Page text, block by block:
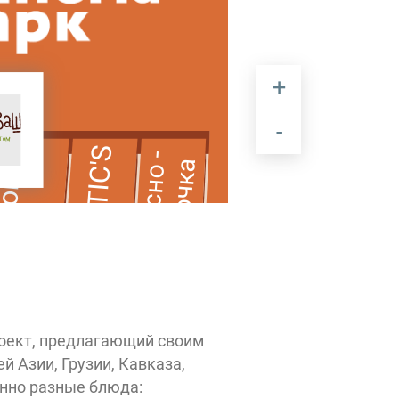
ROSTIC'SВкусно -и точка
Osteria Mario
MEPS
предлагающий своим
Азии, Грузии, Кавказа,
разные блюда: